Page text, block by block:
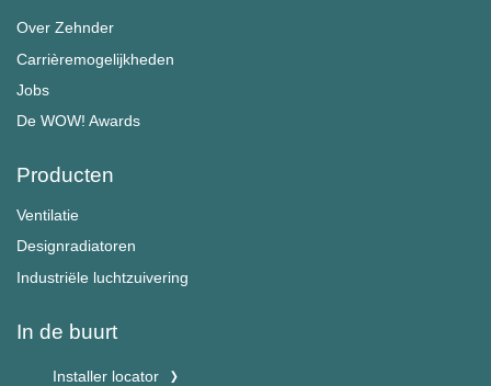
Over Zehnder
Carrièremogelijkheden
Jobs
De WOW! Awards
Producten
Ventilatie
Designradiatoren
Industriële luchtzuivering
In de buurt
Installer locator